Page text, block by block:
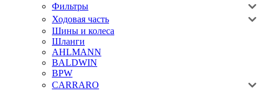
Фильтры
Ходовая часть
Шины и колеса
Шланги
AHLMANN
BALDWIN
BPW
CARRARO